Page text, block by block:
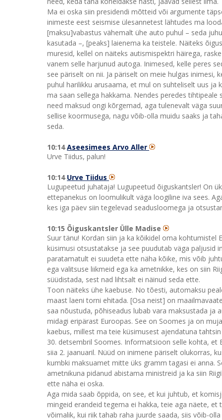
Ma ei oska siin presidendi mõtteid või argumente
inimeste eest seismise ülesannetest lähtudes ma
[maksu]vabastus vähemalt ühe auto puhul – seda
kasutada –, [peaks] laienema ka teistele. Näiteks
muresid, kellel on näiteks autismispektri häirega,
vanem selle harjunud autoga. Inimesed, kelle peres
see päriselt on nii. Ja päriselt on meie hulgas
puhul harilikku arusaama, et mul on suhteliselt uus ja
ma saan sellega hakkama. Nendes peredes
need maksud ongi kõrgemad, aga tulenevalt väga
sellise koormusega, nagu võib-olla muidu saaks ja
seda.
10:14Aseesimees Arvo Aller
Urve Tiidus, palun!
10:14 Urve Tiidus
Lugupeetud juhataja! Lugupeetud õiguskantsler! On
ettepanekus on loomulikult väga loogiline iva sees.
kes iga päev siin tegelevad seadusloomega ja
10:15 Õiguskantsler Ülle Madise
Suur tänu! Kordan siin ja ka kõikidel oma
küsimusi otsustatakse ja see puudutab väga paljusid
paratamatult ei suudeta ette näha kõike, mis võib
ega valitsuse liikmeid ega ka ametnikke, kes on siin
süüdistada, sest nad lihtsalt ei näinud seda ette.
Toon näiteks ühe kaebuse. No tõesti, automaksu
maast laeni torni ehitada. [Osa neist] on
saa nõustuda, põhiseadus lubab vara maksustada
midagi eripärast Euroopas. See on Soomes ja on
kaebus, millest ma teie küsimusest ajendatuna
30. detsembril Soomes. Informatsioon selle kohta,
siia 2. jaanuaril. Nüüd on inimene päriselt olukorras,
kumbki maksuamet mitte üks gramm tagasi ei anna.
ametnikuna pidanud abistama ministreid ja ka siin
ette näha ei oska.
Aga mida saab õppida, on see, et kui juhtub, et
mingeid erandeid tegema ei hakka, teie aga näete,
võimalik, kui riik tahab raha juurde saada, siis võib-